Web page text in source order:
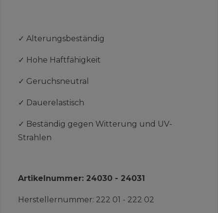
✓ Alterungsbeständig
✓ Hohe Haftfähigkeit
✓ Geruchsneutral
✓ Dauerelastisch
✓ Beständig gegen Witterung und UV-
Strahlen
Artikelnummer: 24030 - 24031
Herstellernummer: 222 01 - 222 02